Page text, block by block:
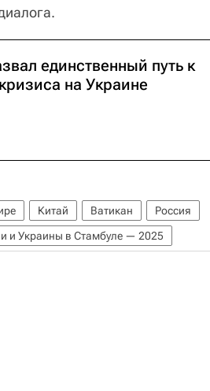
единственный путь к
на Украине
Китай Ватикан
Россия
и Украины в Стамбуле — 2025